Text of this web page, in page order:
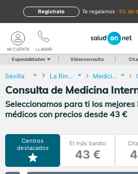
te regalamos -5% de
Regístrate
LLAMAR
MI CUENTA
Especialidades Videoconsulta
Sevilla La Rinconada Medicina Interna
Consulta de Medicina
Seleccionamos para ti los
médicos con precios desde 43 €
Centros
destacados
El más barato
43 €